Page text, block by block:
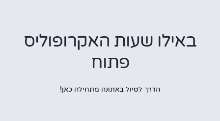
שעות האקרופוליס
פתוח
הדרך לטיול באתונה מתחילה כאן!